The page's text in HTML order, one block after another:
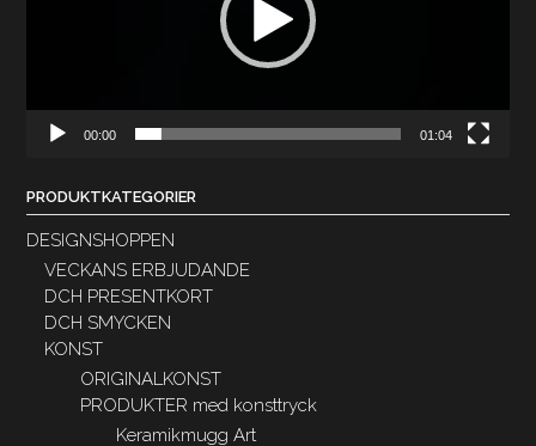
00:00 01:04
PRODUKTKATEGORIER
DESIGNSHOPPEN
VECKANS ERBJUDANDE
DCH PRESENTKORT
DCH SMYCKEN
KONST
ORIGINALKONST
PRODUKTER med konsttryck
Keramikmugg Art